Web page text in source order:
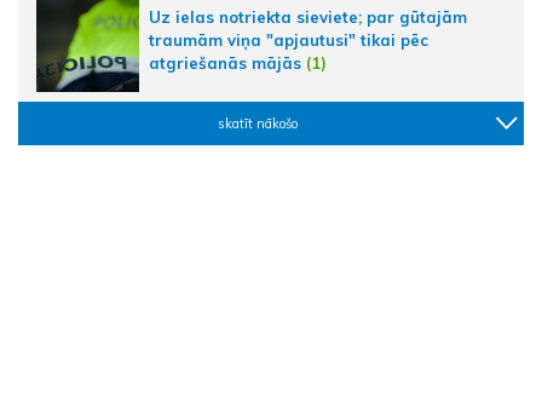
Uz ielas notriekta sieviete; par gūtajām
traumām viņa "apjautusi" tikai pēc
atgriešanās mājās (1)
skatīt nākošo